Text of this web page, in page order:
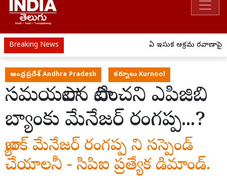
Breaking News ఏపీ ఇసుక అక్రమ రవాణాపై
ఆంధ్రప్రదేశ్ Andhra Pradesh కర్నూలు Kurnool
సమయపాలన పాటించని ఎపిజిబి
బ్యాంకు మేనేజర్ రంగప్ప...?
బ్యాంక్ మేనేజర్ రంగప్ప ని సస్పెండ్
చేయాలనీ - సిపిఐ ప్రత్యేక డిమాండ్.